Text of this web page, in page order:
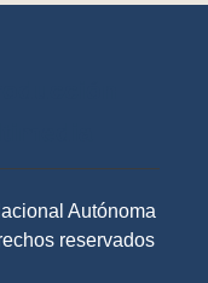
Autónoma
reservados